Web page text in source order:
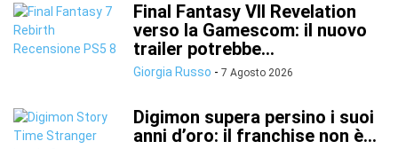
Final Fantasy VII Revelation
verso la Gamescom: il nuovo
trailer potrebbe...
Giorgia Russo - 7 Agosto 2026
Digimon supera persino i suoi
anni d’oro: il franchise non è...